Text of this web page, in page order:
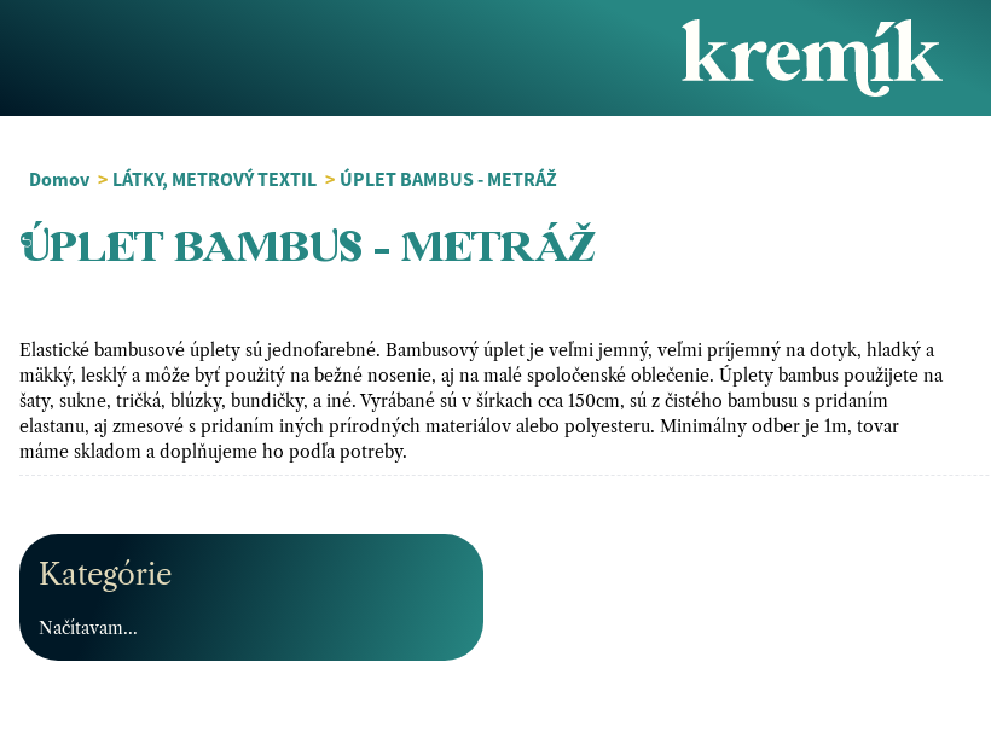
Domov > LÁTKY, METROVÝ TEXTIL > ÚPLET BAMBUS - METRÁŽ
ÚPLET BAMBUS - METRÁŽ
Elastické bambusové úplety sú jednofarebné. Bambusový úplet je veľmi jemný, veľmi príjemný na dotyk, hladký a
mäkký, lesklý a môže byť použitý na bežné nosenie, aj na malé spoločenské oblečenie. Úplety bambus použijete na
šaty, sukne, tričká, blúzky, bundičky, a iné. Vyrábané sú v šírkach cca 150cm, sú z čistého bambusu s pridaním
elastanu, aj zmesové s pridaním iných prírodných materiálov alebo polyesteru. Minimálny odber je 1m, tovar
máme skladom a doplňujeme ho podľa potreby.
Kategórie
Načítavam...